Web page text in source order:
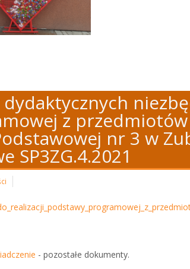
z przedmiotów
nr 3 w
SP3ZG.4.2021
- pozostałe dokumenty.